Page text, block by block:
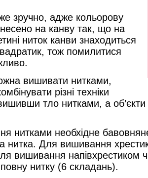
зручно, адже кольорову
на канву так, що на
ниток канви знаходиться
тож помилитися
вишивати нитками,
різні техніки
тло нитками, а
нитками необхідне
нитка. Для вишивання
вишивання напівхрестиком
нитку (6 складань).